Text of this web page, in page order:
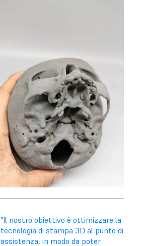
"Il nostro obiettivo è ottimizzare la
tecnologia di stampa 3D al punto di
assistenza, in modo da poter